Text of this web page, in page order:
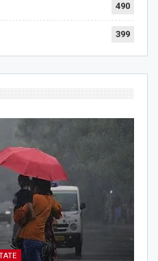
490
399